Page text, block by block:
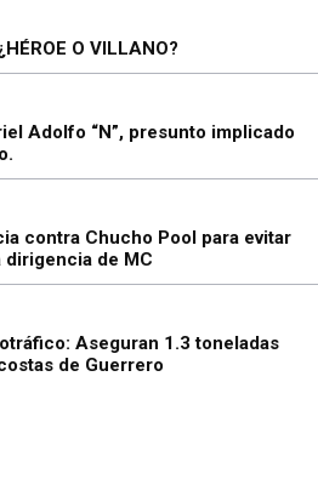
O VILLANO?
Adolfo “N”, presunto implicado
contra Chucho Pool para evitar
de MC
Aseguran 1.3 toneladas
de Guerrero